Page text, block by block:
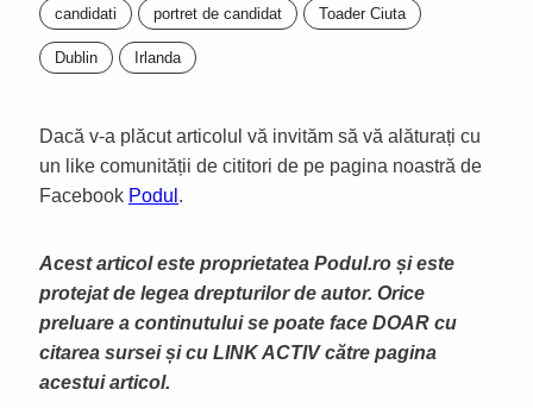
candidati portret de candidat Toader Ciuta
Dublin Irlanda
Dacă v-a plăcut articolul vă invităm să vă alăturați cu
un like comunității de cititori de pe pagina noastră de
Facebook Podul .
Acest articol este proprietatea Podul.ro și este
protejat de legea drepturilor de autor. Orice
preluare a continutului se poate face DOAR cu
citarea sursei și cu LINK ACTIV către pagina
acestui articol.